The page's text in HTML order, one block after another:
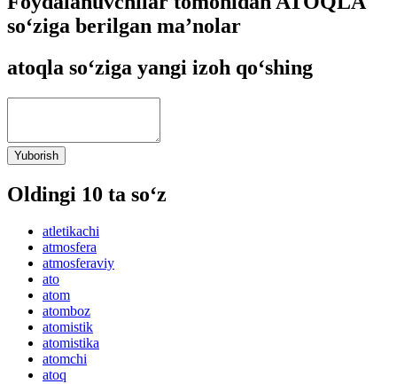
so‘ziga berilgan ma’nolar
atoqla so‘ziga yangi izoh qo‘shing
Yuborish
Oldingi 10 ta so‘z
atletikachi
atmosfera
atmosferaviy
ato
atom
atomboz
atomistik
atomistika
atomchi
atoq